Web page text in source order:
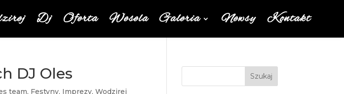
Dj Oferta Wesela Galeria Newsy Kontakt
DJ Oles
team, Festyny, Imprezy,Wodzirej
Szukaj